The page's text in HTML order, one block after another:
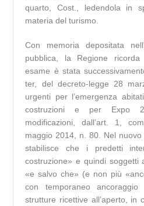
quarto, Cost., ledendola in
materia del turismo.
Con memoria depositata
pubblica, la Regione
esame è stata
ter, del decreto-legge 28
urgenti per l’emergenza
costruzioni e per Expo
modificazioni, dall’art. 1,
maggio 2014, n. 80. Nel
stabilisce che i predetti
costruzione» e quindi soggetti
«e salvo che» (e non più
con temporaneo
strutture ricettive all’aperto, in